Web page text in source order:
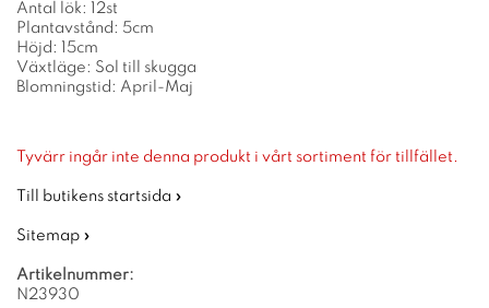
Antal lök: 12st
Plantavstånd: 5cm
Höjd: 15cm
Växtläge: Sol till skugga
Blomningstid: April-Maj
Tyvärr ingår inte denna produkt i vårt sortiment för tillfället.
Till butikens startsida »
Sitemap »
Artikelnummer:
N23930